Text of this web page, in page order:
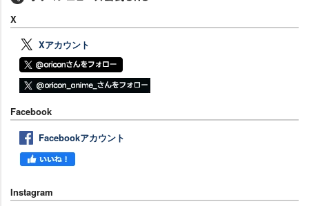
X
Xアカウント
Facebook
Facebookアカウント
Instagram